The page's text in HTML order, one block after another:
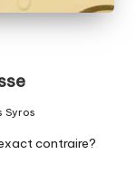
Syros
contraire?